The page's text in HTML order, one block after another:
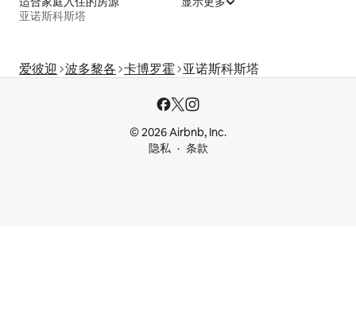
亚诺斯科斯塔
爱彼迎 波多黎各 卡博罗霍 亚诺斯科斯塔
© 2026 Airbnb, Inc.
隐私
条款